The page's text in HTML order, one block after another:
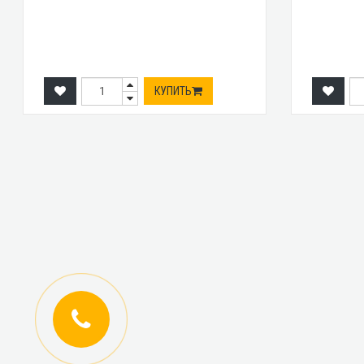
КУПИТЬ